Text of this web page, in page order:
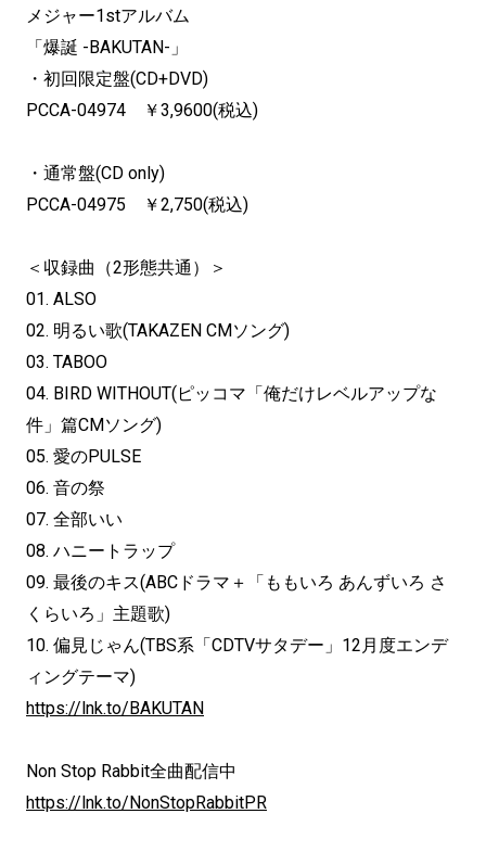
メジャー1stアルバム
「爆誕 -BAKUTAN-」
・初回限定盤(CD+DVD)
PCCA-04974 ￥3,9600(税込)
・通常盤(CD only)
PCCA-04975 ￥2,750(税込)
＜収録曲（2形態共通）＞
01. ALSO
02. 明るい歌(TAKAZEN CMソング)
03. TABOO
04. BIRD WITHOUT(ピッコマ「俺だけレベルアップな
件」篇CMソング)
05. 愛のPULSE
06. 音の祭
07. 全部いい
08. ハニートラップ
09. 最後のキス(ABCドラマ＋「ももいろ あんずいろ さ
くらいろ」主題歌)
10. 偏見じゃん(TBS系「CDTVサタデー」12月度エンデ
ィングテーマ)
https://lnk.to/BAKUTAN
Non Stop Rabbit全曲配信中
https://lnk.to/NonStopRabbitPR